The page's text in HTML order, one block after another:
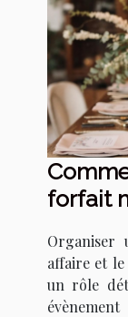
forfait
Organiser
affaire et
un rôle